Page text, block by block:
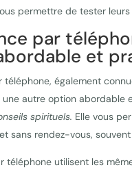
permettre de tester
par
et
téléphone, également
une autre option abordable
spirituels. Elle vous
sans rendez-vous,
téléphone utilisent les